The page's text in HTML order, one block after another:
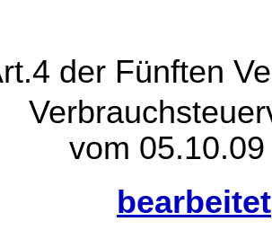
der Fünften
vom
bearbeitet